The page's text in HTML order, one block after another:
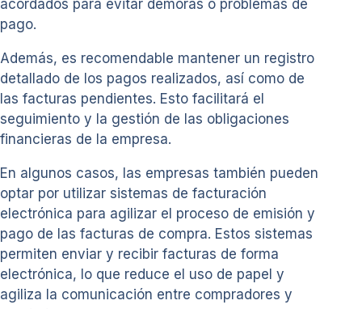
acordados para evitar demoras o problemas de
pago.
Además, es recomendable mantener un registro
detallado de los pagos realizados, así como de
las facturas pendientes. Esto facilitará el
seguimiento y la gestión de las obligaciones
financieras de la empresa.
En algunos casos, las empresas también pueden
optar por utilizar sistemas de facturación
electrónica para agilizar el proceso de emisión y
pago de las facturas de compra. Estos sistemas
permiten enviar y recibir facturas de forma
electrónica, lo que reduce el uso de papel y
agiliza la comunicación entre compradores y